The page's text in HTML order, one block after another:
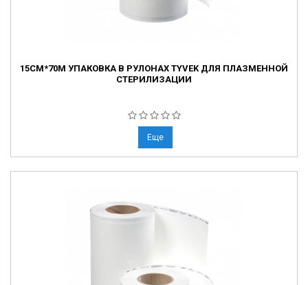
15СМ*70М УПАКОВКА В РУЛОНАХ TYVEK ДЛЯ ПЛАЗМЕННОЙ
СТЕРИЛИЗАЦИИ
Еще